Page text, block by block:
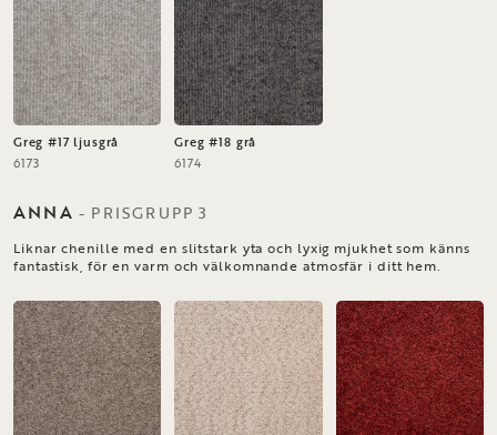
Greg #17 ljusgrå
6173
Greg #18 grå
6174
ANNA - PRISGRUPP 3
Liknar chenille med en slitstark yta och lyxig mjukhet som känns
fantastisk, för en varm och välkomnande atmosfär i ditt hem.